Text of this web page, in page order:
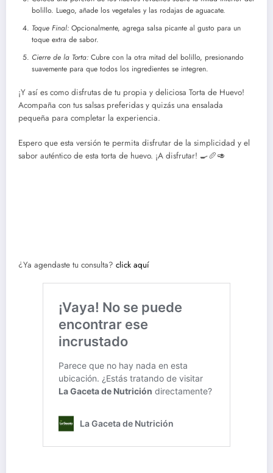
bolillo. Luego, añade los vegetales y las rodajas de aguacate.
Toque Final: Opcionalmente, agrega salsa picante al gusto para un
toque extra de sabor.
Cierre de la Torta: Cubre con la otra mitad del bolillo, presionando
suavemente para que todos los ingredientes se integren.
¡Y así es como disfrutas de tu propia y deliciosa Torta de Huevo!
Acompaña con tus salsas preferidas y quizás una ensalada
pequeña para completar la experiencia.
Espero que esta versión te permita disfrutar de la simplicidad y el
sabor auténtico de esta torta de huevo. ¡A disfrutar! 🍳🥖🥑
¿Ya agendaste tu consulta? click aquí